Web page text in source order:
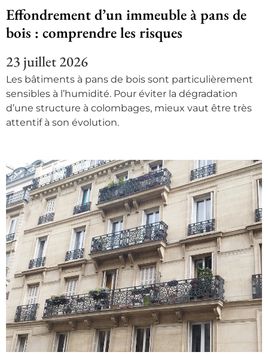
Effondrement d’un immeuble à pans de
bois : comprendre les risques
23 juillet 2026
Les bâtiments à pans de bois sont particulièrement
sensibles à l’humidité. Pour éviter la dégradation
d’une structure à colombages, mieux vaut être très
attentif à son évolution.